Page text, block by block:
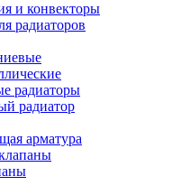
и конвекторы
радиаторов
радиаторы
радиатор
арматура